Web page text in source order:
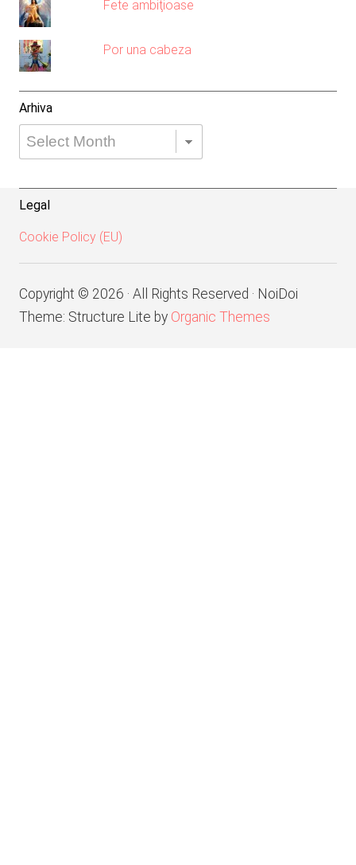
Fete ambiţioase
Por una cabeza
Arhiva
Arhiva
Legal
Cookie Policy (EU)
Copyright © 2026 · All Rights Reserved · NoiDoi
Theme: Structure Lite by Organic Themes